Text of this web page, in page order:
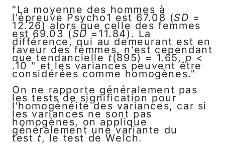
"La moyenne des hommes à
l'épreuve Psycho1 est 67.08 (SD =
12.26) alors que celle des femmes
est 69.03 (SD =11.84). La
différence, qui au demeurant est en
faveur des femmes, n'est cependant
que tendanciellet(895) = 1.65,p <
.10 " et les variances peuvent être
considérées comme homogènes."
On ne rapporte généralement pas
les tests de signification pour
l'homogénéité des variances, car si
les variances ne sont pas
homogènes, on applique
généralement une variante du
testt, le test de Welch.